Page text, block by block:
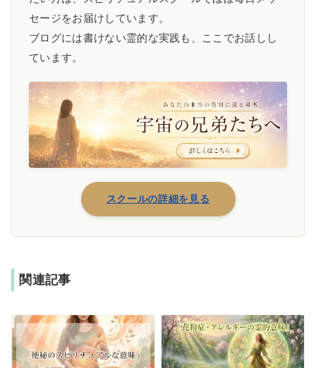
セージをお届けしています。
ブログには書けない霊的な実践も、ここでお話しし
ています。
スクールの詳細を見る
関連記事